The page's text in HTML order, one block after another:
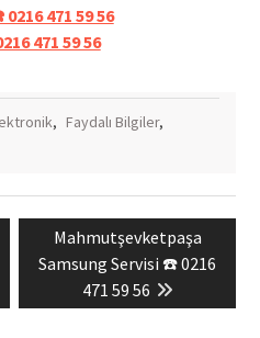
471 59 56
471 59 56
, Faydalı Bilgiler,
Next
post:
Mahmutşevketpaşa
Samsung Servisi ☎️ 0216
471 59 56